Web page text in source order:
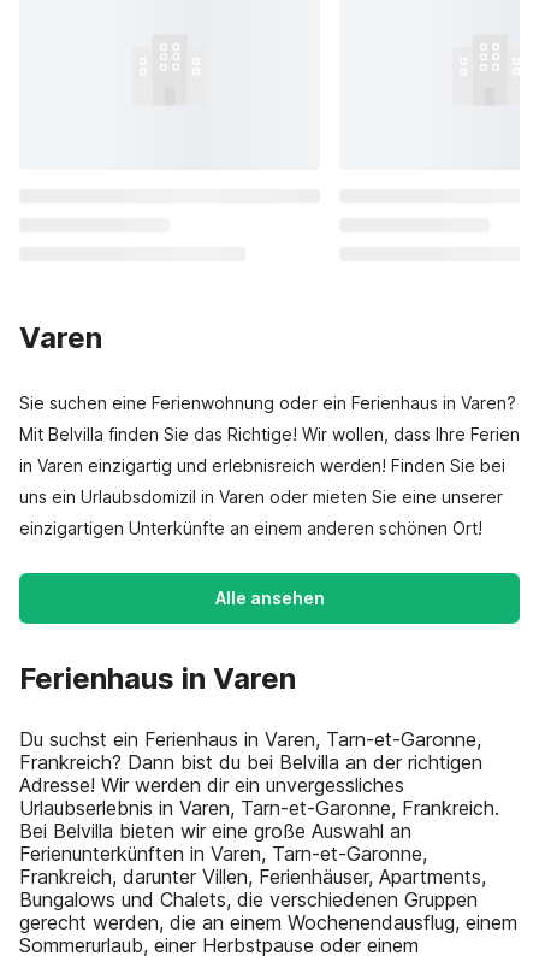
Varen
Sie suchen eine Ferienwohnung oder ein Ferienhaus in Varen?
Mit Belvilla finden Sie das Richtige! Wir wollen, dass Ihre Ferien
in Varen einzigartig und erlebnisreich werden! Finden Sie bei
uns ein Urlaubsdomizil in Varen oder mieten Sie eine unserer
einzigartigen Unterkünfte an einem anderen schönen Ort!
Alle ansehen
Ferienhaus in Varen
Du suchst ein Ferienhaus in Varen, Tarn-et-Garonne,
Frankreich? Dann bist du bei Belvilla an der richtigen
Adresse! Wir werden dir ein unvergessliches
Urlaubserlebnis in Varen, Tarn-et-Garonne, Frankreich.
Bei Belvilla bieten wir eine große Auswahl an
Ferienunterkünften in Varen, Tarn-et-Garonne,
Frankreich, darunter Villen, Ferienhäuser, Apartments,
Bungalows und Chalets, die verschiedenen Gruppen
gerecht werden, die an einem Wochenendausflug, einem
Sommerurlaub, einer Herbstpause oder einem